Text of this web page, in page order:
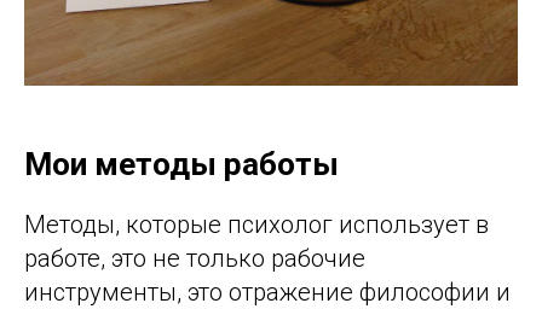
Мои методы работы
Методы, которые психолог использует в
работе, это не только рабочие
инструменты, это отражение философии и